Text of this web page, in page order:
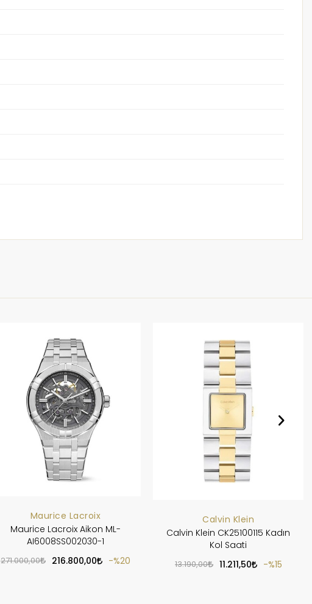
Maurice Lacroix
Maurice Lacroix Aikon ML-
AI6008SS002030-1
271.000,00 216.800,00 %20
Calvin Klein
Calvin Klein CK25100115 Kadın
Kol Saati
13.190,00 11.211,50 %15